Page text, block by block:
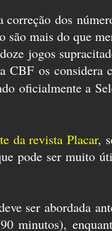
correção dos
mais do que
jogos
os
oficialmente a
da revista Placar,
pode ser
ser abordada
minutos),